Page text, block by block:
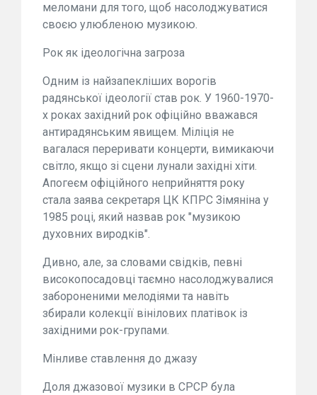
меломани для того, щоб насолоджуватися
своєю улюбленою музикою.
Рок як ідеологічна загроза
Одним із найзапекліших ворогів
радянської ідеології став рок. У 1960-1970-
х роках західний рок офіційно вважався
антирадянським явищем. Міліція не
вагалася переривати концерти, вимикаючи
світло, якщо зі сцени лунали західні хіти.
Апогеєм офіційного неприйняття року
стала заява секретаря ЦК КПРС Зімяніна у
1985 році, який назвав рок "музикою
духовних виродків".
Дивно, але, за словами свідків, певні
високопосадовці таємно насолоджувалися
забороненими мелодіями та навіть
збирали колекції вінілових платівок із
західними рок-групами.
Мінливе ставлення до джазу
Доля джазової музики в СРСР була